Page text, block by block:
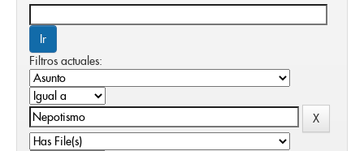
Filtros actuales: